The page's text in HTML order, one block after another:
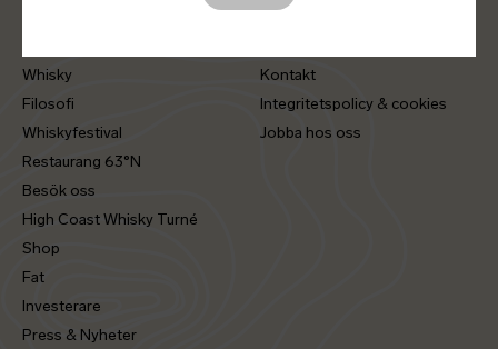
Whisky
Filosofi
Whiskyfestival
Restaurang 63°N
Besök oss
High Coast Whisky Turné
Shop
Fat
Investerare
Press & Nyheter
Kontakt
Integritetspolicy & cookies
Jobba hos oss